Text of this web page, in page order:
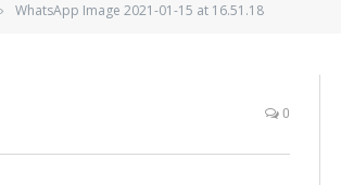
WhatsApp Image 2021-01-15 at 16.51.18
0